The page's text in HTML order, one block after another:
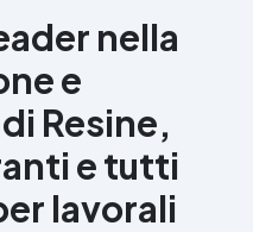
nella
e
Resine,
e tutti
lavorali